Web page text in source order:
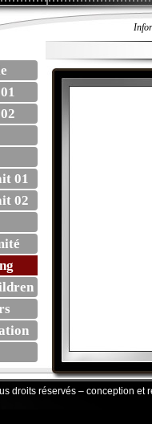
01
02
droits réservés – conception et